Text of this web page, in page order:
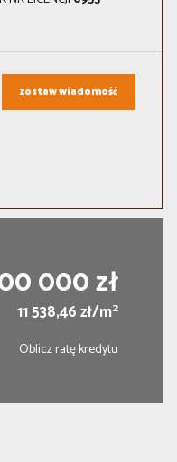
zostaw wiadomość
000 zł
11 538,46 zł/m2
Oblicz ratę kredytu